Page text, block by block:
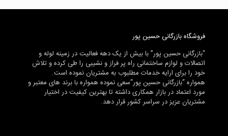
فروشگاه بازرگانی حسین پور
“بازرگانی حسین پور” با بیش از یک دهه فعالیت در زمینه لوله و
اتصالات و لوازم ساختمانی راه پر فراز و نشیبی را طی کرده و تلاش
خود را برای ارایه خدمات مطلبوب به مشتریان نموده است.
همواره “بازرگانی حسین پور“سعی نموده همواره با برند های معتبر و
مورد اعتماد در بازار همکاری داشته تا بهترین کیفیت در اختیار
مشتریان عزیز در سراسر کشور قرار دهد.